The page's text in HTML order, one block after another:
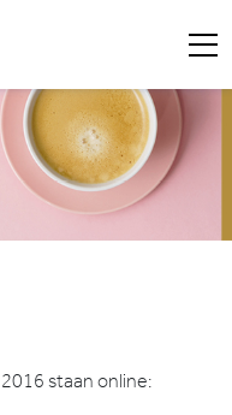
staan online: